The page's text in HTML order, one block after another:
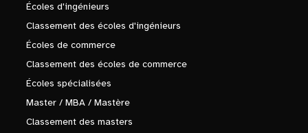
Écoles d'ingénieurs
Classement des écoles d'ingénieurs
Écoles de commerce
Classement des écoles de commerce
Écoles spécialisées
Master / MBA / Mastère
Classement des masters